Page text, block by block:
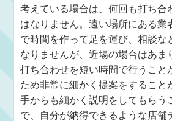
考えている場合は、何回も打ち合
はなりません。遠い場所にある業
で時間を作って足を運び、相談な
なりませんが、近場の場合はあま
打ち合わせを短い時間で行うこと
ため非常に細かく提案をすること
手からも細かく説明をしてもらう
で、自分が納得できるような店舗